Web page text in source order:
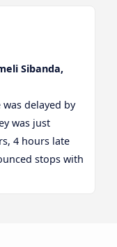
Sibanda,
delayed by
was just
4 hours late
stops with